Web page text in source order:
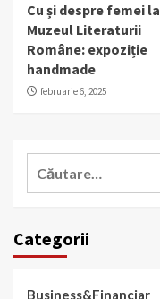
Cu și despre femei la
Muzeul Literaturii
Române: expoziție
handmade
februarie 6, 2025
Categorii
Business&Financiar